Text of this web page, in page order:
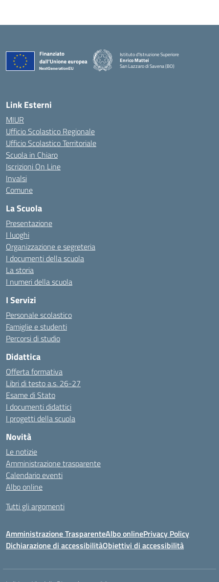
Istituto d'Istruzione Superiore
Enrico Mattei
San Lazzaro di Savena (BO)
Link Esterni
MIUR
Ufficio Scolastico Regionale
Ufficio Scolastico Territoriale
Scuola in Chiaro
Iscrizioni On Line
Invalsi
Comune
La Scuola
Presentazione
I luoghi
Organizzazione e segreteria
I documenti della scuola
La storia
I numeri della scuola
I Servizi
Personale scolastico
Famiglie e studenti
Percorsi di studio
Didattica
Offerta formativa
Libri di testo a.s. 26-27
Esame di Stato
I documenti didattici
I progetti della scuola
Novità
Le notizie
Amministrazione trasparente
Calendario eventi
Albo online
Tutti gli argomenti
Amministrazione TrasparenteAlbo onlinePrivacy Policy
Dichiarazione di accessibilitàObiettivi di accessibilità